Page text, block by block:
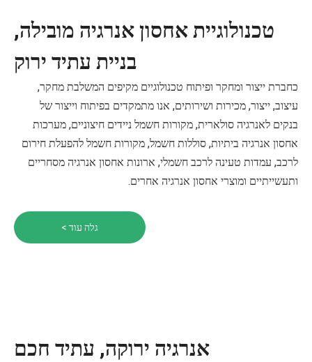
טכנולוגיית אחסון אנרגיה מובילה,
בניית עתיד ירוק
כחברת ייצור ומחקר ופיתוח טכנולוגיים מקיפים המשלבת מחקר,
עיצוב, ייצור, מכירות ושירותים, אנו מתמקדים בפיתוח וייצור של
בנקים לאנרגיה סולארית, מקורות חשמל ניידים חיצוניים, מערכות
אחסון אנרגיה ביתיות, סוללות חשמל, מקורות חשמל להפעלת חירום
לרכב, עמדות טעינה לרכב חשמלי, ארונות אחסון אנרגיה מסחריים
ותעשייתיים ומוצרי אחסון אנרגיה אחרים.
גלה עוד >
אנרגיה ירוקה, עתיד חכם